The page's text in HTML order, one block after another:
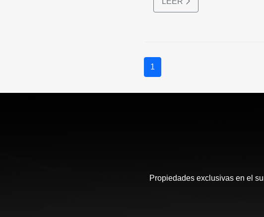
niveles más bajos,
Desarrollo Urbano a través
(INAVI) y con el apoyo del
(FONDUR), entre otras
para la clase media, la
privada con el apoyo de
facilitar su construcción y el
interés. Y el target alto de
empresa privada y la banca
1
Propiedades exclusivas en el